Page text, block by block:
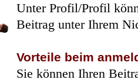
Unter Profil/Profil
Beitrag unter Ihrem
Vorteile beim
Sie können Ihren